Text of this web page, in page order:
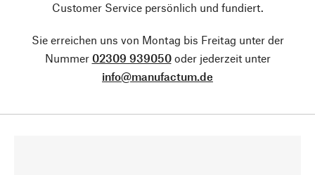
Customer Service persönlich und fundiert.
Sie erreichen uns von Montag bis Freitag unter der
Nummer 02309 939050oder jederzeit unter
info@manufactum.de